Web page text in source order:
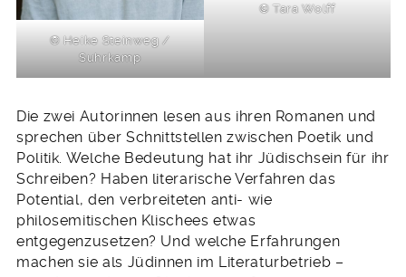
© Heike Steinweg /
Suhrkamp
© Tara Wolff
Die zwei Autorinnen lesen aus ihren Romanen und
sprechen über Schnittstellen zwischen Poetik und
Politik. Welche Bedeutung hat ihr Jüdischsein für ihr
Schreiben? Haben literarische Verfahren das
Potential, den verbreiteten anti- wie
philosemitischen Klischees etwas
entgegenzusetzen? Und welche Erfahrungen
machen sie als Jüdinnen im Literaturbetrieb –